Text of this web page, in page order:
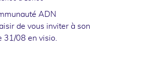
ADN
de vous inviter à son
31/08 en visio.